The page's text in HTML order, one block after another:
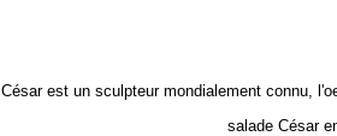
César est un sculpteur mondialement connu,
salade César